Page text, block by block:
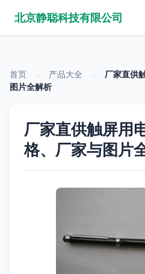
北京静聪科技有限公司
首页 产品大全
厂家直供
图片全解析
厂家直供触屏用
格、厂家与图片